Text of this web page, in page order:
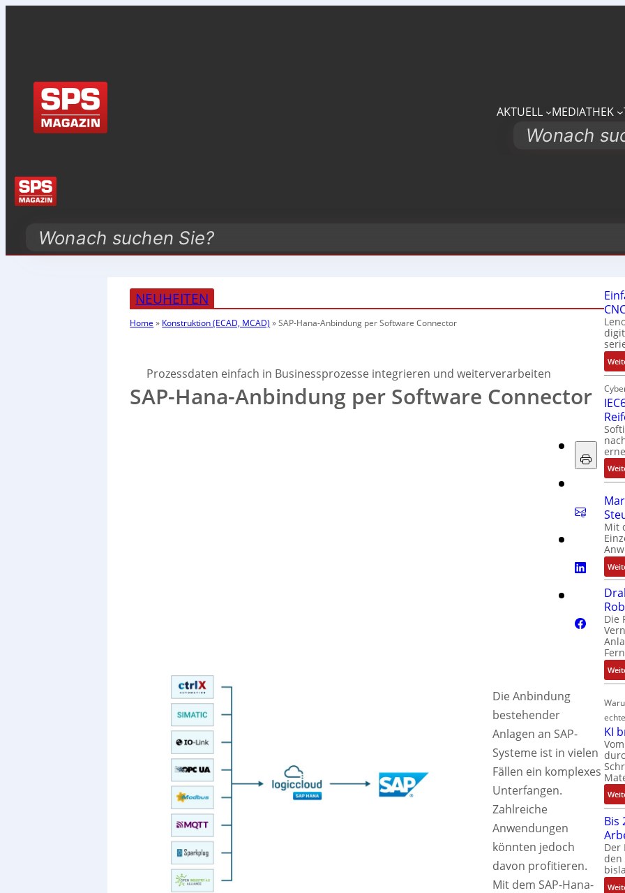
AKTUELL MEDIATHEK
Search
Search
NEUHEITEN
Home » Konstruktion (ECAD, MCAD) »SAP-Hana-Anbindung per Software Connector
Prozessdaten einfach in Businessprozesse integrieren und weiterverarbeiten
SAP-Hana-Anbindung per Software Connector
Die Anbindung
bestehender
Anlagen an SAP-
Systeme ist in vielen
Fällen ein komplexes
Unterfangen.
Zahlreiche
Anwendungen
könnten jedoch
davon profitieren.
Mit dem SAP-Hana-
Mit
Die
KI
Bis
Der
den